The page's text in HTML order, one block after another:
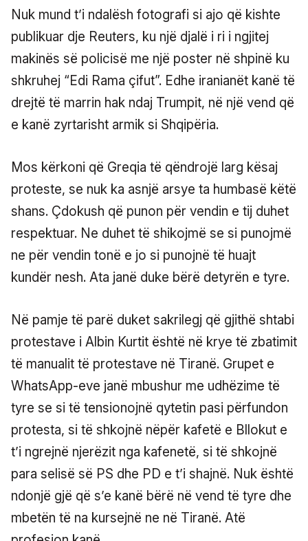
Nuk mund t’i ndalësh fotografi si ajo që kishte
publikuar dje Reuters, ku një djalë i ri i ngjitej
makinës së policisë me një poster në shpinë ku
shkruhej “Edi Rama çifut”. Edhe iranianët kanë të
drejtë të marrin hak ndaj Trumpit, në një vend që
e kanë zyrtarisht armik si Shqipëria.
Mos kërkoni që Greqia të qëndrojë larg kësaj
proteste, se nuk ka asnjë arsye ta humbasë këtë
shans. Çdokush që punon për vendin e tij duhet
respektuar. Ne duhet të shikojmë se si punojmë
ne për vendin tonë e jo si punojnë të huajt
kundër nesh. Ata janë duke bërë detyrën e tyre.
Në pamje të parë duket sakrilegj që gjithë shtabi
protestave i Albin Kurtit është në krye të zbatimit
të manualit të protestave në Tiranë. Grupet e
WhatsApp-eve janë mbushur me udhëzime të
tyre se si të tensionojnë qytetin pasi përfundon
protesta, si të shkojnë nëpër kafetë e Bllokut e
t’i ngrejnë njerëzit nga kafenetë, si të shkojnë
para selisë së PS dhe PD e t’i shajnë. Nuk është
ndonjë gjë që s’e kanë bërë në vend të tyre dhe
mbetën të na kursejnë ne në Tiranë. Atë